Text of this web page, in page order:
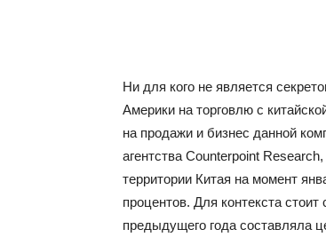
Ни для кого не является
Америки на торговлю с
на продажи и бизнес данной
агентства Counterpoint
территории Китая на момент
процентов. Для контекста стоит
предыдущего года составляла